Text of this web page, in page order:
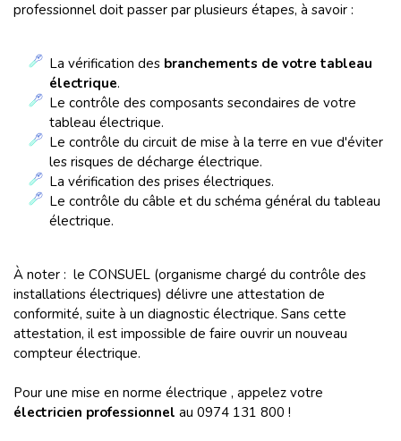
professionnel doit passer par plusieurs étapes, à savoir :
La vérification des branchements de votre tableau
électrique.
Le contrôle des composants secondaires de votre
tableau électrique.
Le contrôle du circuit de mise à la terre en vue d'éviter
les risques de décharge électrique.
La vérification des prises électriques.
Le contrôle du câble et du schéma général du tableau
électrique.
À noter : le CONSUEL (organisme chargé du contrôle des
installations électriques) délivre une attestation de
conformité, suite à un diagnostic électrique. Sans cette
attestation, il est impossible de faire ouvrir un nouveau
compteur électrique.
Pour une mise en norme électrique , appelez votre
électricien professionnel au 0974 131 800 !